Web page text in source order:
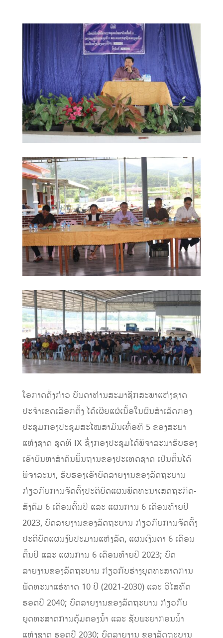
ໂອກາດດັ່ງກ່າວ ບັນດາທ່ານສະມາຊິກສະພາແຫ່ງຊາດ
ປະຈຳເຂດເລືອກຕັ້ງ ໄດ້ເຜີຍແຜ່ເນື້ອໃນຜົນສໍາເລັດກອງ
ປະຊຸມກອງປະຊຸມສະໄໝສາມັນເທື່ອທີ 5 ຂອງສະພາ
ແຫ່ງຊາດ ຊຸດທີ IX ຊຶ່ງກອງປະຊຸມໄດ້ພິຈາລະນາຮັບຮອງ
ເອົາບັນຫາສຳຄັນພື້ນຖານຂອງປະເທດຊາດ ເປັນຕົ້ນໄດ້
ພິຈາລະນາ, ຮັບຮອງເອົາບົດລາຍງານຂອງລັດຖະບານ
ກ່ຽວກັບການຈັດຕັ້ງປະຕິບັດແຜນພັດທະນາເສດຖະກິດ-
ສັງຄົມ 6 ເດືອນຕົ້ນປີ ແລະ ແຜນການ 6 ເດືອນທ້າຍປີ
2023, ບົດລາຍງານຂອງລັດຖະບານ ກ່ຽວກັບການຈັດຕັ້ງ
ປະຕິບັດແຜນງົບປະມານແຫ່ງລັດ, ແຜນເງິນຕາ 6 ເດືອນ
ຕົ້ນປີ ແລະ ແຜນການ 6 ເດືອນທ້າຍປີ 2023; ບົດ
ລາຍງານຂອງລັດຖະບານ ກ່ຽວກັບຮ່າງຍຸດທະສາດການ
ພັດທະນາແຮ່ທາດ 10 ປີ (2021-2030) ແລະ ວິໄສທັດ
ຮອດປີ 2040; ບົດລາຍງານຂອງລັດຖະບານ ກ່ຽວກັບ
ຍຸດທະສາດການຄຸ້ມຄອງນໍ້າ ແລະ ຊັບພະຍາກອນນໍ້າ
ແຫ່ງຊາດ ຮອດປີ 2030; ບົດລາຍງານ ຂອງລັດຖະບານ